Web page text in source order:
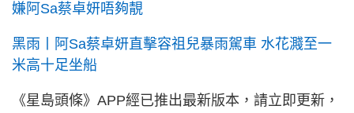
嫌阿Sa蔡卓妍唔夠靚
黑雨丨阿Sa蔡卓妍直擊容祖兒暴雨駕車 水花濺至一
米高十足坐船
《星島頭條》APP經已推出最新版本，請立即更新，